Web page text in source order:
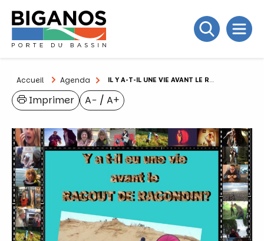
Accueil Agenda IL Y A-T-IL UNE VIE AVANT LE RAGOUT DE RAGONDIN ?
A− / A+
Imprimer